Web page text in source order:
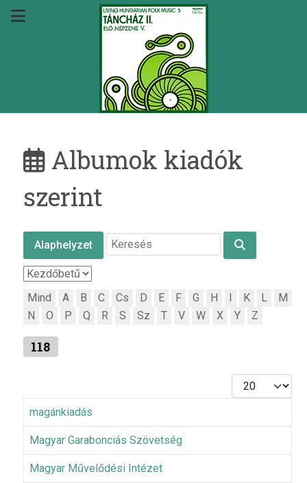
Albumok kiadók
szerint
Alaphelyzet
Mind A B C Cs D E F G H K L
M
N
O P Q R S Sz T V W X Y Z
118
Tételek #
magánkiadás
Magyar Garabonciás Szövetség
Magyar Művelődési Intézet